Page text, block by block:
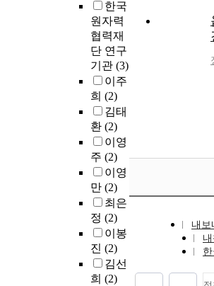
한국
원자력
협력재
단 연구
기관 (3)
이주
희 (2)
김태
환 (2)
이영
주 (2)
이영
만 (2)
최은
정 (2)
이봉
진 (2)
김선
희 (2)
내보
내
한